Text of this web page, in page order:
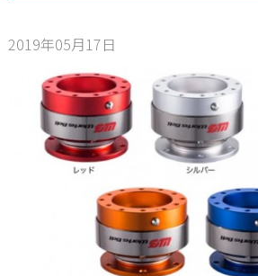
工場通信
お問い合わせ
2019年05月17日